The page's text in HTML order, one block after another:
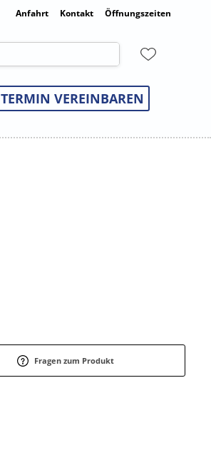
Anfahrt Kontakt Öffnungszeiten
TERMIN VEREINBAREN
Fragen zum Produkt